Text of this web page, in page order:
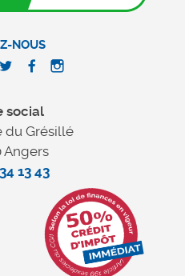
social
du Grésillé
Angers
13 43
NOUS